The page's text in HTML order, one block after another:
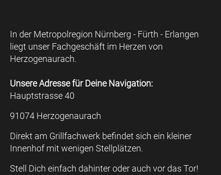
In der Metropolregion Nürnberg - Fürth - Erlangen
liegt unser Fachgeschäft im Herzen von
Herzogenaurach.
Unsere Adresse für Deine Navigation:
Hauptstrasse 40
91074 Herzogenaurach
Direkt am Grillfachwerk befindet sich ein kleiner
Innenhof mit wenigen Stellplätzen.
Stell Dich einfach dahinter oder auch vor das Tor!